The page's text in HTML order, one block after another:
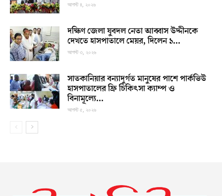
আগস্ট ৪, ২০২৬
দক্ষিণ জেলা যুবদল নেতা আব্বাস উদ্দীনকে
দেখতে হাসপাতালে মেয়র, দিলেন ১...
আগস্ট ৩, ২০২৬
সাতকানিয়ার বন্যাদুর্গত মানুষের পাশে পার্কভিউ
হাসপাতালের ফ্রি চিকিৎসা ক্যাম্প ও
বিনামূল্যে...
আগস্ট ৫, ২০২৬